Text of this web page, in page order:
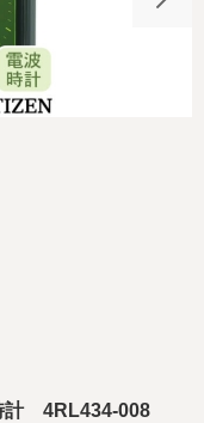
取引法に基づく表記
バシーポリシー
計 4RL434-008